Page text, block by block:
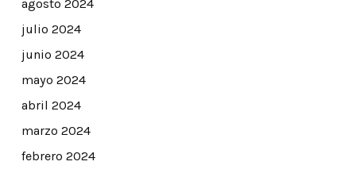
agosto 2024
julio 2024
junio 2024
mayo 2024
abril 2024
marzo 2024
febrero 2024